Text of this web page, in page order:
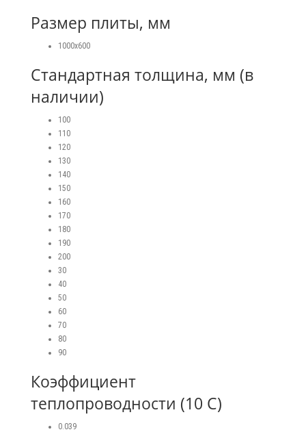
Размер плиты, мм
1000х600
Стандартная толщина, мм (в
наличии)
100
110
120
130
140
150
160
170
180
190
200
30
40
50
60
70
80
90
Коэффициент
теплопроводности (10 С)
0.039